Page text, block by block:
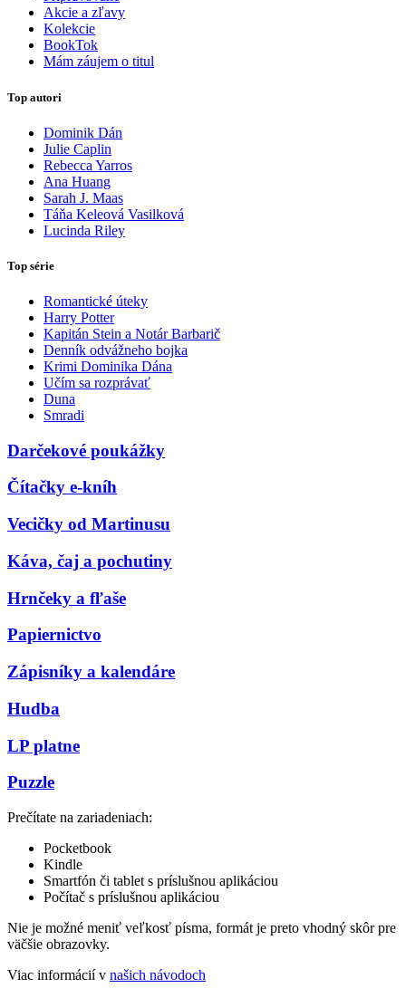
Akcie a zľavy
Kolekcie
BookTok
Mám záujem o titul
Top autori
Dominik Dán
Julie Caplin
Rebecca Yarros
Ana Huang
Sarah J. Maas
Táňa Keleová Vasilková
Lucinda Riley
Top série
Romantické úteky
Harry Potter
Kapitán Stein a Notár Barbarič
Denník odvážneho bojka
Krimi Dominika Dána
Učím sa rozprávať
Duna
Smradi
Darčekové poukážky
Čítačky e-kníh
Vecičky od Martinusu
Káva, čaj a pochutiny
Hrnčeky a fľaše
Papiernictvo
Zápisníky a kalendáre
Hudba
LP platne
Puzzle
Prečítate na zariadeniach:
Pocketbook
Kindle
Smartfón či tablet s príslušnou aplikáciou
Počítač s príslušnou aplikáciou
Nie je možné meniť veľkosť písma, formát je preto vhodný skôr pre
väčšie obrazovky.
Viac informácií v našich návodoch